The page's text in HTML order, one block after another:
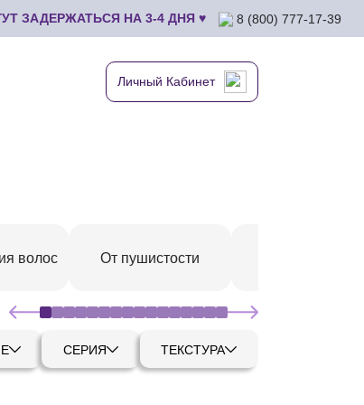
ЗАДЕРЖАТЬСЯ НА 3-4 ДНЯ ♥ 8 (800) 777-17-39
Личный Кабинет
волос От пушистости
СЕРИЯ ТЕКСТУРА